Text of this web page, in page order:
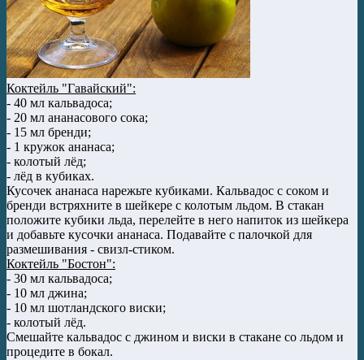
Коктейль "Гавайский":
- 40 мл кальвадоса;
- 20 мл ананасового сока;
- 15 мл бренди;
- 1 кружок ананаса;
- колотый лёд;
- лёд в кубиках.
Кусочек ананаса нарежьте кубиками. Кальвадос с соком и
бренди встряхните в шейкере с колотым льдом. В стакан
положите кубики льда, перелейте в него напиток из шейкера
и добавьте кусочки ананаса. Подавайте с палочкой для
размешивания - свизл-стиком.
Коктейль "Бостон":
- 30 мл кальвадоса;
- 10 мл джина;
- 10 мл шотландского виски;
- колотый лёд.
Смешайте кальвадос с джином и виски в стакане со льдом и
процедите в бокал.